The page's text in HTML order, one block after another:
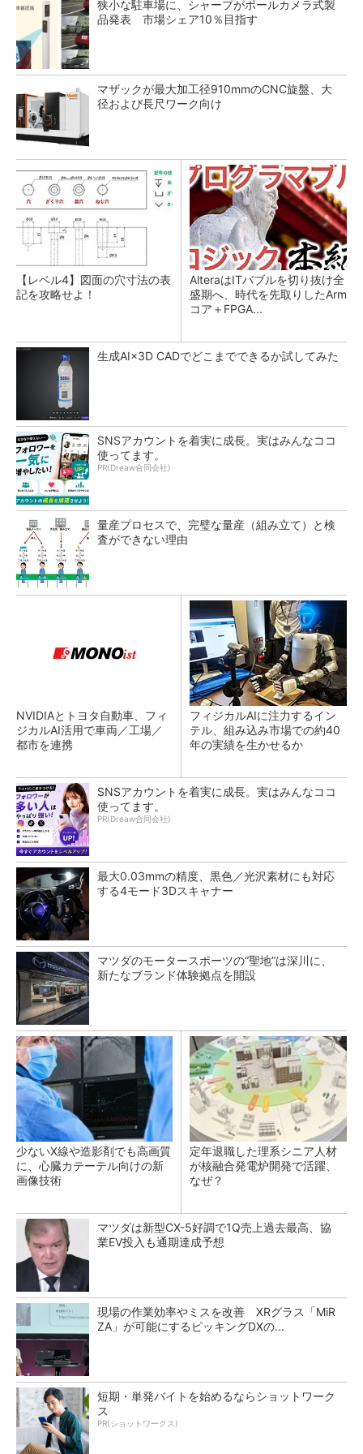
狭小な駐車場に、シャープがポールカメラ式製
品発表 市場シェア10％目指す
マザックが最大加工径910mmのCNC旋盤、大
径および長尺ワーク向け
【レベル4】図面の穴寸法の表
記を攻略せよ！
AlteraはITバブルを切り抜け全
盛期へ、時代を先取りしたArm
コア＋FPGA...
生成AI×3D CADでどこまでできるか試してみた
SNSアカウントを着実に成長。実はみんなココ
使ってます。
PR(Dreaw合同会社)
量産プロセスで、完璧な量産（組み立て）と検
査ができない理由
NVIDIAとトヨタ自動車、フィ
ジカルAI活用で車両／工場／
都市を連携
フィジカルAIに注力するイン
テル、組み込み市場での約40
年の実績を生かせるか
SNSアカウントを着実に成長。実はみんなココ
使ってます。
PR(Dreaw合同会社)
最大0.03mmの精度、黒色／光沢素材にも対応
する4モード3Dスキャナー
マツダのモータースポーツの“聖地”は深川に、
新たなブランド体験拠点を開設
少ないX線や造影剤でも高画質
に、心臓カテーテル向けの新
画像技術
定年退職した理系シニア人材
が核融合発電炉開発で活躍、
なぜ？
マツダは新型CX-5好調で1Q売上過去最高、協
業EV投入も通期達成予想
現場の作業効率やミスを改善 XRグラス「MiR
ZA」が可能にするピッキングDXの...
短期・単発バイトを始めるならショットワーク
ス
PR(ショットワークス)